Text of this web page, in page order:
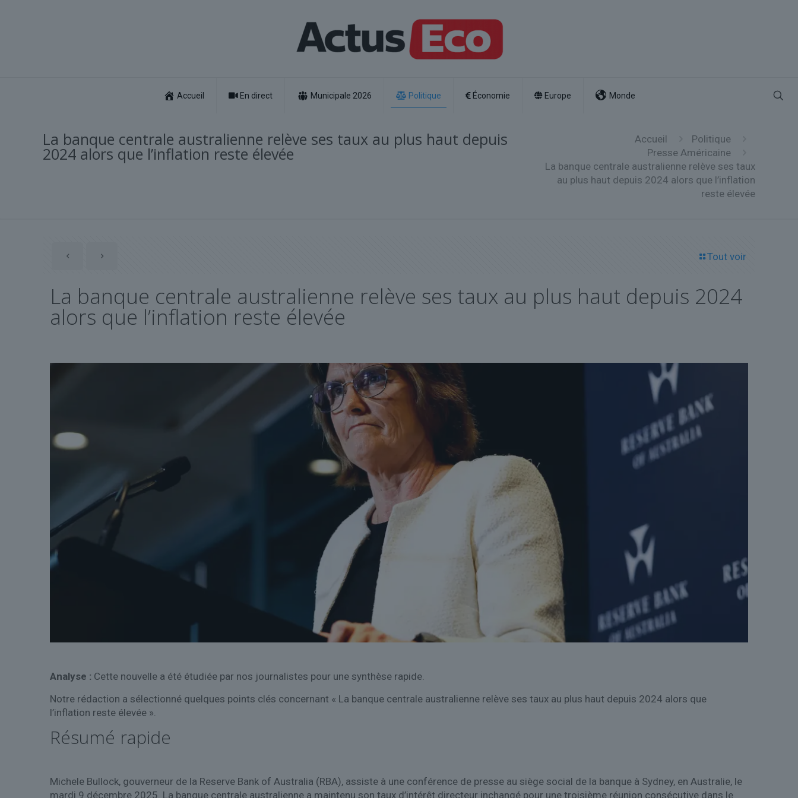
Accueil En direct Municipale 2026 Politique Économie Europe Monde
La banque centrale australienne relève ses taux au plus haut depuis
2024 alors que l’inflation reste élevée
Accueil
Politique
Presse Américaine
La banque centrale australienne relève ses taux
au plus haut depuis 2024 alors que l’inflation
reste élevée
Tout voir
La banque centrale australienne relève ses taux au plus haut depuis 2024
alors que l’inflation reste élevée
Analyse : Cette nouvelle a été étudiée par nos journalistes pour une synthèse rapide.
Notre rédaction a sélectionné quelques points clés concernant « La banque centrale australienne relève ses taux au plus haut depuis 2024 alors que
l’inflation reste élevée ».
Résumé rapide
Michele Bullock, gouverneur de la Reserve Bank of Australia (RBA), assiste à une conférence de presse au siège social de la banque à Sydney, en Australie, le
mardi 9 décembre 2025. La banque centrale australienne a maintenu son taux d’intérêt directeur inchangé pour une troisième réunion consécutive dans le